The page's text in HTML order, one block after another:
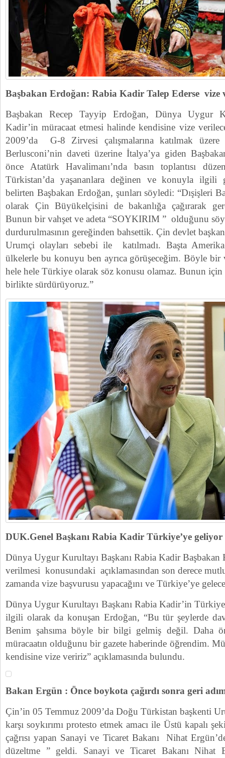
Başbakan Erdoğan: Rabia Kadir Talep Ederse vize
Başbakan Recep Tayyip Erdoğan, Dünya Uygur
Kadir’in müracaat etmesi halinde kendisine vize
2009’da G-8 Zirvesi çalışmalarına katılmak
Berlusconi’nin daveti üzerine İtalya’ya giden
önce Atatürk Havalimanı’nda basın toplantısı
Türkistan’da yaşananlara değinen ve konuyla ilgili
belirten Başbakan Erdoğan, şunları söyledi: “Dışişleri
olarak Çin Büyükelçisini de bakanlığa çağırarak
Bunun bir vahşet ve adeta “SOYKIRIM ” olduğunu
durdurulmasının gereğinden bahsettik. Çin devlet
Urumçi olayları sebebi ile katılmadı. Başta
ülkelerle bu konuyu ben ayrıca görüşeceğim. Böyle bir
hele hele Türkiye olarak söz konusu olamaz. Bunun
birlikte sürdürüyoruz.”
DUK.Genel Başkanı Rabia Kadir Türkiye’ye geliyor
Dünya Uygur Kurultayı Başkanı Rabia Kadir
verilmesi konusundaki açıklamasından son derece
zamanda vize başvurusu yapacağını ve Türkiye’ye
Dünya Uygur Kurultayı Başkanı Rabia Kadir’in
ilgili olarak da konuşan Erdoğan, “Bu tür şeylerde
Benim şahsıma böyle bir bilgi gelmiş değil. Daha
müracaatın olduğunu bir gazete haberinde öğrendim.
kendisine vize veririz” açıklamasında bulundu.
Bakan Ergün : Önce boykota çağırdı sonra geri
Çin’in 05 Temmuz 2009’da Doğu Türkistan başkenti
karşı soykırımı protesto etmek amacı ile Üstü kapalı
çağrısı yapan Sanayi ve Ticaret Bakanı Nihat
düzeltme ” geldi. Sanayi ve Ticaret Bakanı Nihat